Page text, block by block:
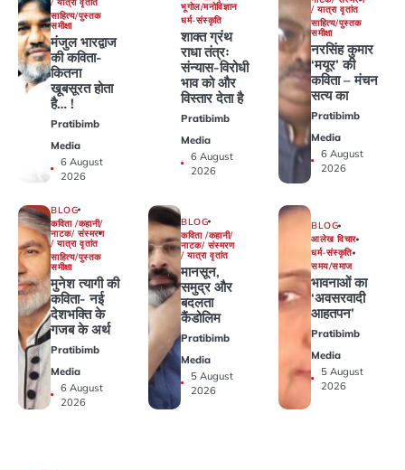
साहित्य/पुस्तक
समीक्षा
मंजुल भारद्वाज
की कविता-
कितना
खूबसूरत होता
है… !
Pratibimb
Media
6 August
2026
भूगोल/मनोविज्ञान
धर्म-संस्कृति
शाक्त ग्रंथ
राधा तंत्रः
संन्यास-विरोधी
भाव को और
विस्तार देता है
Pratibimb
Media
6 August
2026
/ यात्रा वृतांत
साहित्य/पुस्तक
समीक्षा
नरसिंह कुमार
‘मयूर’ की
कविता – मंचन
सत्य का
Pratibimb
Media
6 August
2026
BLOG
कविता /कहानी/
नाटक/ संस्मरण
/ यात्रा वृतांत
साहित्य/पुस्तक
समीक्षा
मुनेश त्यागी की
कविता- नई
देशभक्ति के
गजब के अर्थ
Pratibimb
Media
6 August
2026
BLOG
कविता /कहानी/
नाटक/ संस्मरण
/ यात्रा वृतांत
मानसून,
समुद्र और
बदलता
कैंडोलिम
Pratibimb
Media
5 August
2026
BLOG
आलेख विचार
धर्म-संस्कृति
समय/समाज
भावनाओं का
‘अवसरवादी
आहतपन’
Pratibimb
Media
5 August
2026